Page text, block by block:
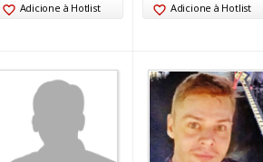
Adicione à Hotlist
Adicione à Hotlist